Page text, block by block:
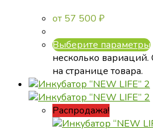
от 57 500 ₽
Выберите параметры
несколько
на странице товара.
Распродажа!